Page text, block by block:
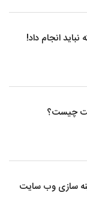
سازی وب سایت